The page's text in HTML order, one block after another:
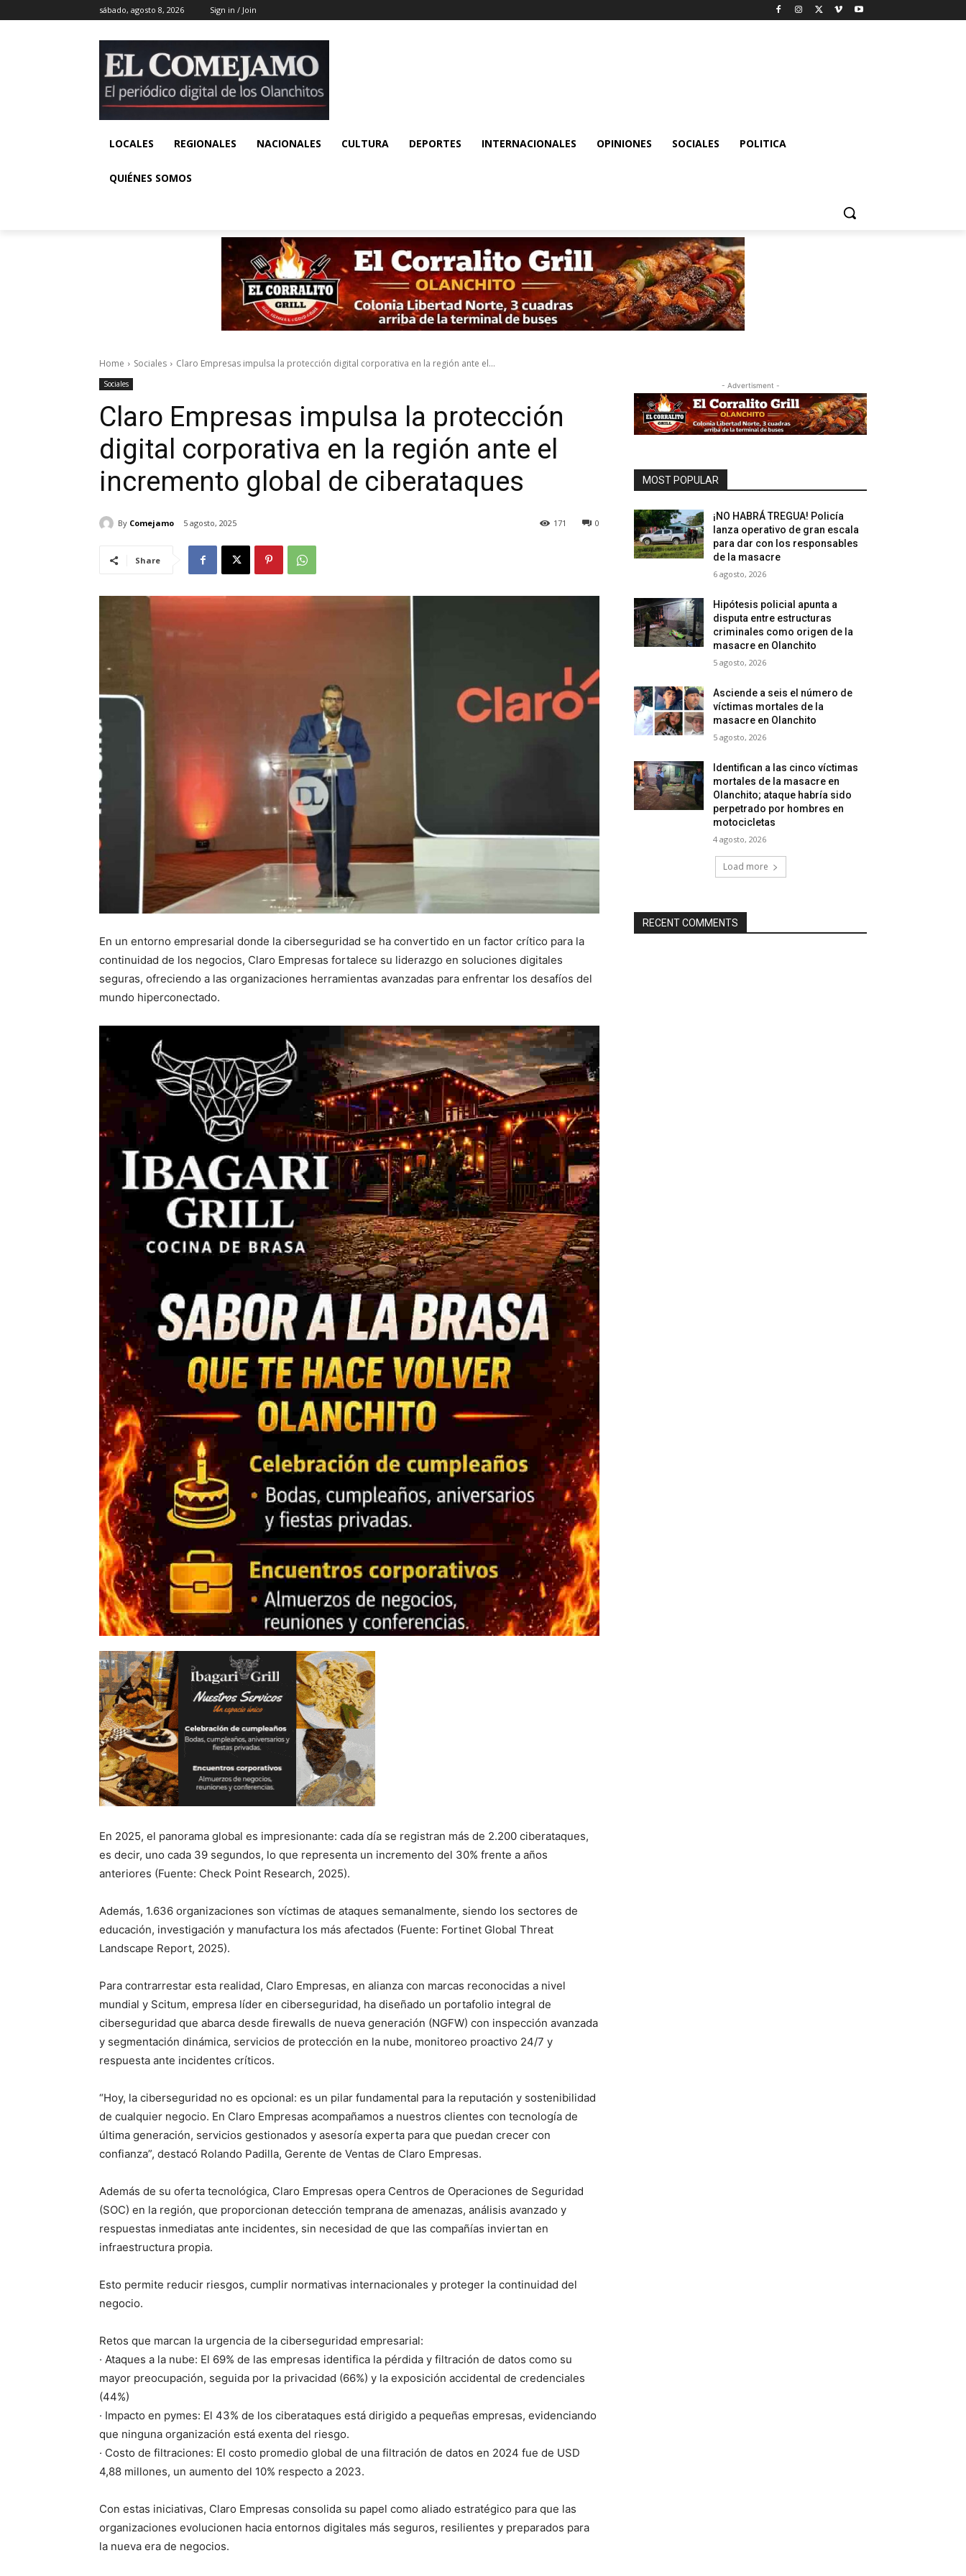
sábado, agosto 8, 2026 Sign in / Join
LOCALES REGIONALES NACIONALES CULTURA DEPORTES INTERNACIONALES OPINIONES SOCIALES POLITICA
QUIÉNES SOMOS
Home Sociales Claro Empresas impulsa la protección digital corporativa en la región ante el...
Sociales
Claro Empresas impulsa la protección
digital corporativa en la región ante el
incremento global de ciberataques
By Comejamo 5 agosto, 2025 0
171
Share
En un entorno empresarial donde la ciberseguridad se ha convertido en un factor crítico para la
continuidad de los negocios, Claro Empresas fortalece su liderazgo en soluciones digitales
seguras, ofreciendo a las organizaciones herramientas avanzadas para enfrentar los desafíos del
mundo hiperconectado.
En 2025, el panorama global es impresionante: cada día se registran más de 2.200 ciberataques,
es decir, uno cada 39 segundos, lo que representa un incremento del 30% frente a años
anteriores (Fuente: Check Point Research, 2025).
Además, 1.636 organizaciones son víctimas de ataques semanalmente, siendo los sectores de
educación, investigación y manufactura los más afectados (Fuente: Fortinet Global Threat
Landscape Report, 2025).
Para contrarrestar esta realidad, Claro Empresas, en alianza con marcas reconocidas a nivel
mundial y Scitum, empresa líder en ciberseguridad, ha diseñado un portafolio integral de
ciberseguridad que abarca desde firewalls de nueva generación (NGFW) con inspección avanzada
y segmentación dinámica, servicios de protección en la nube, monitoreo proactivo 24/7 y
respuesta ante incidentes críticos.
“Hoy, la ciberseguridad no es opcional: es un pilar fundamental para la reputación y sostenibilidad
de cualquier negocio. En Claro Empresas acompañamos a nuestros clientes con tecnología de
última generación, servicios gestionados y asesoría experta para que puedan crecer con
confianza”, destacó Rolando Padilla, Gerente de Ventas de Claro Empresas.
Además de su oferta tecnológica, Claro Empresas opera Centros de Operaciones de Seguridad
(SOC) en la región, que proporcionan detección temprana de amenazas, análisis avanzado y
respuestas inmediatas ante incidentes, sin necesidad de que las compañías inviertan en
infraestructura propia.
Esto permite reducir riesgos, cumplir normativas internacionales y proteger la continuidad del
negocio.
Retos que marcan la urgencia de la ciberseguridad empresarial:
· Ataques a la nube: El 69% de las empresas identifica la pérdida y filtración de datos como su
mayor preocupación, seguida por la privacidad (66%) y la exposición accidental de credenciales
(44%)
· Impacto en pymes: El 43% de los ciberataques está dirigido a pequeñas empresas, evidenciando
que ninguna organización está exenta del riesgo.
· Costo de filtraciones: El costo promedio global de una filtración de datos en 2024 fue de USD
4,88 millones, un aumento del 10% respecto a 2023.
Con estas iniciativas, Claro Empresas consolida su papel como aliado estratégico para que las
organizaciones evolucionen hacia entornos digitales más seguros, resilientes y preparados para
la nueva era de negocios.
- Advertisment -
MOST POPULAR
¡NO HABRÁ TREGUA! Policía
lanza operativo de gran escala
para dar con los responsables
de la masacre
6 agosto, 2026
Hipótesis policial apunta a
disputa entre estructuras
criminales como origen de la
masacre en Olanchito
5 agosto, 2026
Asciende a seis el número de
víctimas mortales de la
masacre en Olanchito
5 agosto, 2026
Identifican a las cinco víctimas
mortales de la masacre en
Olanchito; ataque habría sido
perpetrado por hombres en
motocicletas
4 agosto, 2026
Load more
RECENT COMMENTS